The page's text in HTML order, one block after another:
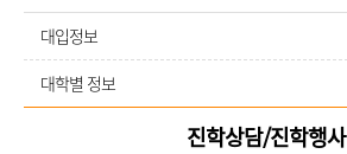
대입정보
대학별 정보
진학상담/진학행사